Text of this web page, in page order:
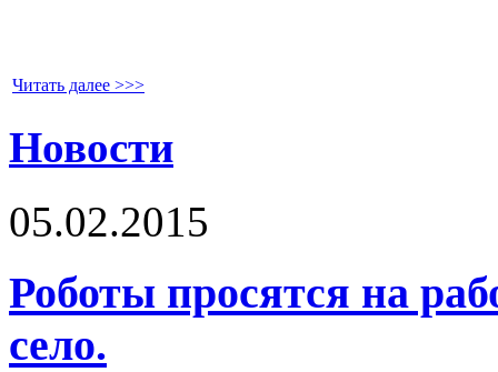
Читать далее >>>
Новости
05.02.2015
Роботы просятся на
село.